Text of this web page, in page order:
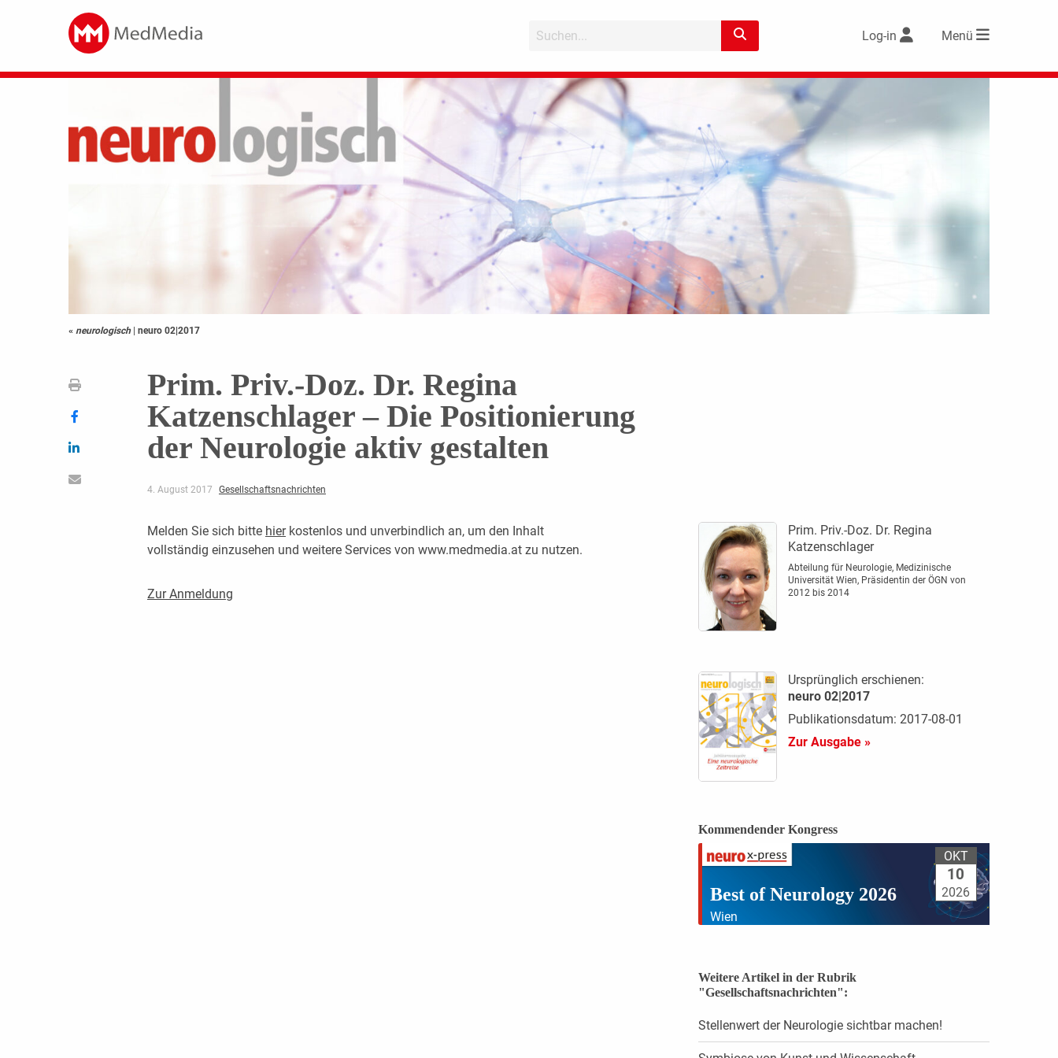
Log-in Menü
« neurologisch | neuro 02|2017
Prim. Priv.-Doz. Dr. Regina
Katzenschlager – Die Positionierung
der Neurologie aktiv gestalten
4. August 2017 Gesellschaftsnachrichten
Melden Sie sich bitte hierkostenlos und unverbindlich an, um den Inhalt
vollständig einzusehen und weitere Services von www.medmedia.at zu nutzen.
Zur Anmeldung
Prim. Priv.-Doz. Dr. Regina
Katzenschlager
Abteilung für Neurologie, Medizinische
Universität Wien, Präsidentin der ÖGN von
2012 bis 2014
Ursprünglich erschienen:
neuro 02|2017
Publikationsdatum: 2017-08-01
Zur Ausgabe »
Kommendender Kongress
Best of Neurology 2026
Wien
OKT
10
2026
Weitere Artikel in der Rubrik
"Gesellschaftsnachrichten":
Stellenwert der Neurologie sichtbar machen!